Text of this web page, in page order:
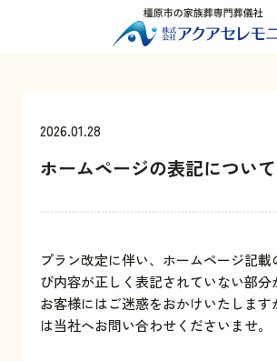
式場・斎場 はじめての方へ お
2026.01.28
ホームページの表記について
プラン改定に伴い、ホームページ記載
び内容が正しく表記されていない部分
お客様にはご迷惑をおかけいたします
は当社へお問い合わせくださいませ。